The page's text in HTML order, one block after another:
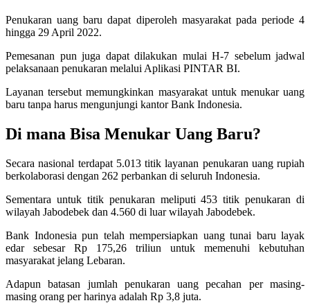
Penukaran uang baru dapat diperoleh masyarakat pada periode 4
hingga 29 April 2022.
Pemesanan pun juga dapat dilakukan mulai H-7 sebelum jadwal
pelaksanaan penukaran melalui Aplikasi PINTAR BI.
Layanan tersebut memungkinkan masyarakat untuk menukar uang
baru tanpa harus mengunjungi kantor Bank Indonesia.
Di mana Bisa Menukar Uang Baru?
Secara nasional terdapat 5.013 titik layanan penukaran uang rupiah
berkolaborasi dengan 262 perbankan di seluruh Indonesia.
Sementara untuk titik penukaran meliputi 453 titik penukaran di
wilayah Jabodebek dan 4.560 di luar wilayah Jabodebek.
Bank Indonesia pun telah mempersiapkan uang tunai baru layak
edar sebesar Rp 175,26 triliun untuk memenuhi kebutuhan
masyarakat jelang Lebaran.
Adapun batasan jumlah penukaran uang pecahan per masing-
masing orang per harinya adalah Rp 3,8 juta.